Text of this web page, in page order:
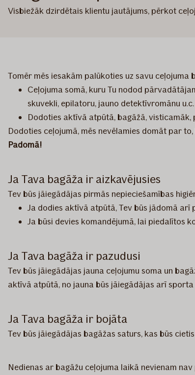
Visbiežāk dzirdētais klientu jautājums, pērkot
Tomēr mēs iesakām palūkoties uz savu ceļojuma
Ceļojuma somā, kuru Tu nodod
skuvekli, epilatoru, jauno detektīvromānu u.c.
Dodoties aktīvā atpūtā, bagāžā, visticamāk,
Dodoties ceļojumā, mēs nevēlamies domāt par
Padomā!
Ja Tava bagāža ir aizkavējusies
Tev būs jāiegādājas pirmās nepieciešamības
Ja dodies aktīvā atpūtā, Tev būs jādomā
Ja būsi devies komandējumā, lai piedalītos
Ja Tava bagāža ir pazudusi
Tev būs jāiegādājas jauna ceļojumu soma un
aktīvā atpūtā, no jauna būs jāiegādājas arī
Ja Tava bagāža ir bojāta
Tev būs jāiegādājas bagāžas saturs, kas būs
Nedienas ar bagāžu ceļojuma laikā nevienam